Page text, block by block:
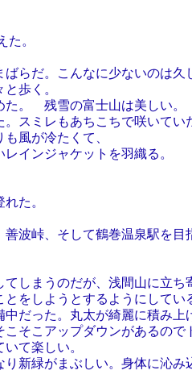
。
。こんなに少ないのは久し
歩く。
残雪の富士山は美しい。
レもあちこちで咲いてい
が冷たくて、
ンジャケットを羽織る。
た。
、そして鶴巻温泉駅を目指
まうのだが、浅間山に立ち
ようとするようにしてい
た。丸太が綺麗に積み上げ
アップダウンがあるのでト
楽しい。
がまぶしい。身体に沁み込